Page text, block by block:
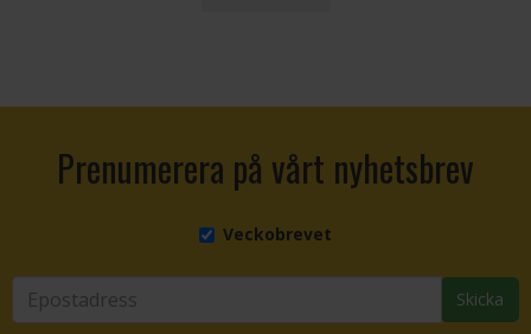
Prenumerera på vårt nyhetsbrev
Veckobrevet
Skicka